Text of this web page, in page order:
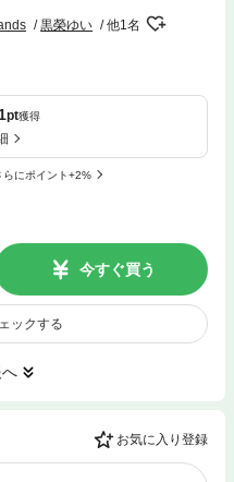
黒榮ゆい 他1名
pt獲得
らにポイント+2%
今すぐ買う
ックする
お気に入り登録